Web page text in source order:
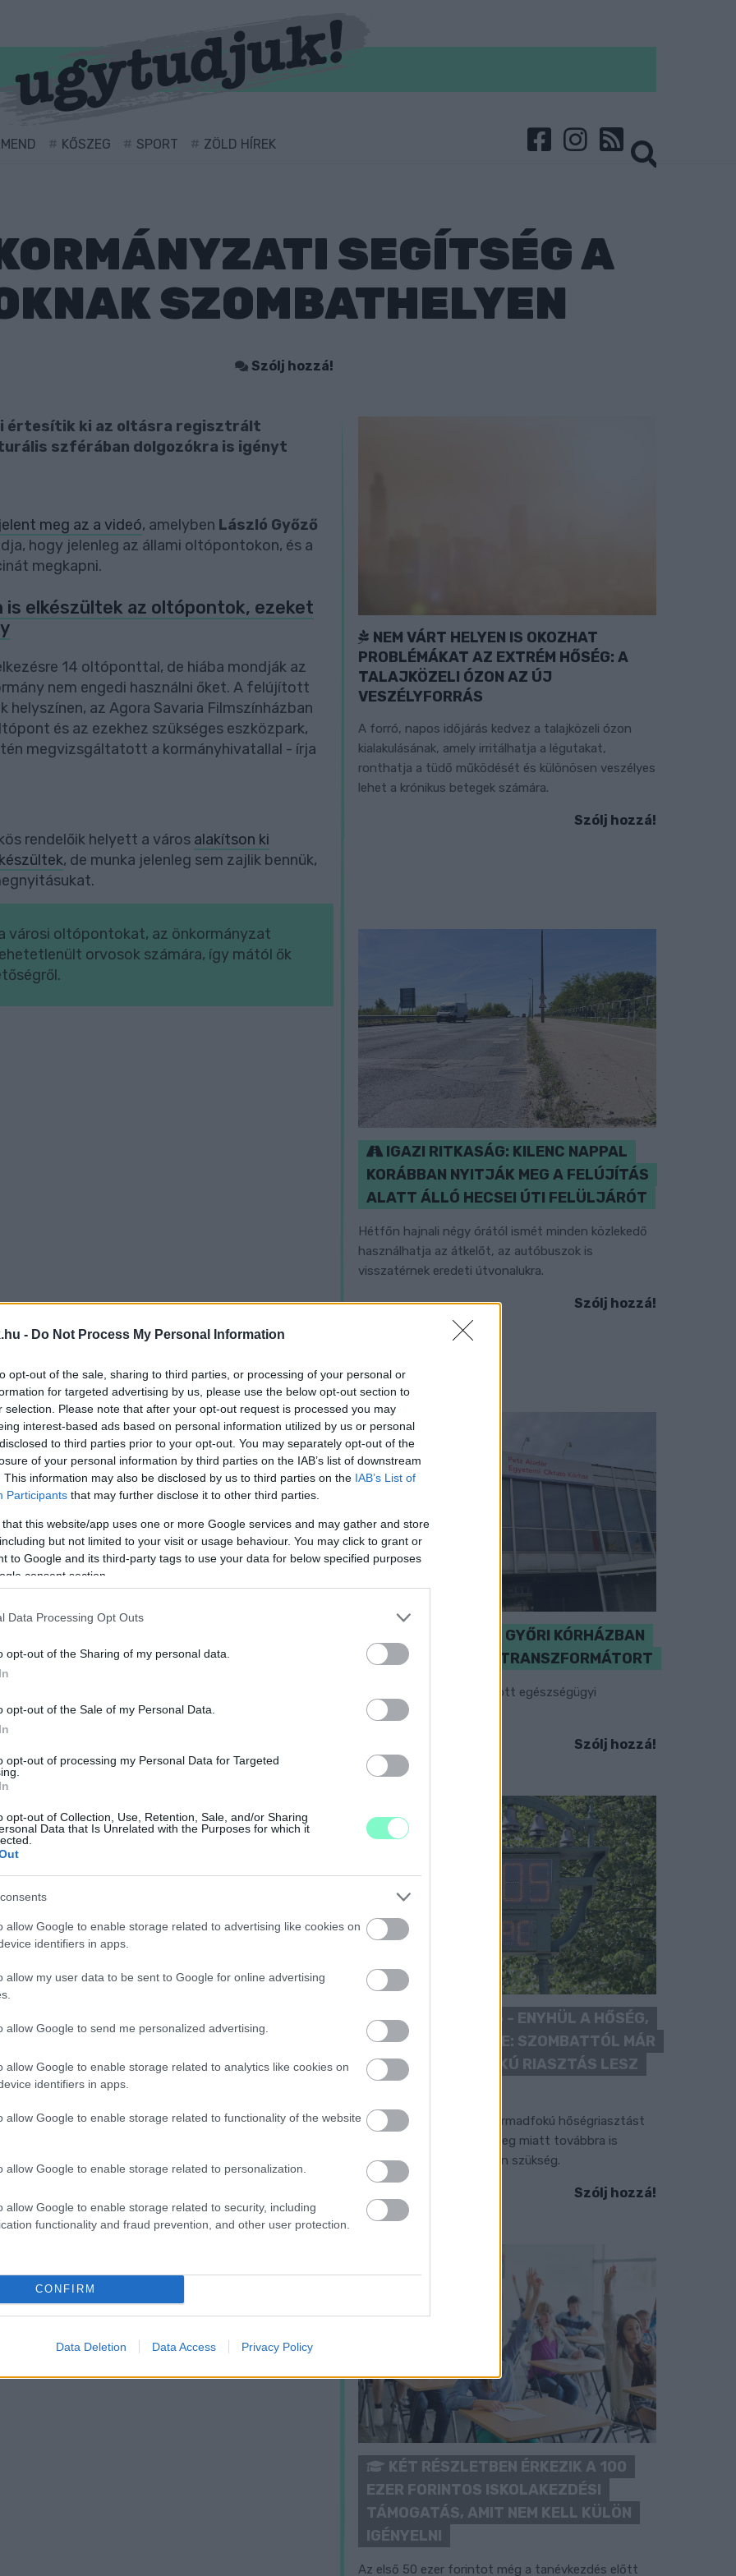
- Do Not Process My Personal Information
opt-out of the sale, sharing to third parties, or processing of your personal or
for targeted advertising by us, please use the below opt-out section to
selection. Please note that after your opt-out request is processed you may
interest-based ads based on personal information utilized by us or personal
to third parties prior to your opt-out. You may separately opt-out of the
of your personal information by third parties on the IAB’s list of downstream
This information may also be disclosed by us to third parties on the IAB’s List of
Participants that may further disclose it to other third parties.
that this website/app uses one or more Google services and may gather and store
but not limited to your visit or usage behaviour. You may click to grant or
to Google and its third-party tags to use your data for below specified purposes
consent section.
Data Processing Opt Outs
opt-out of the Sharing of my personal data.
opt-out of the Sale of my Personal Data.
opt-out of processing my Personal Data for Targeted
opt-out of Collection, Use, Retention, Sale, and/or Sharing
Data that Is Unrelated with the Purposes for which it
allow Google to enable storage related to advertising like cookies on
identifiers in apps.
allow my user data to be sent to Google for online advertising
allow Google to send me personalized advertising.
allow Google to enable storage related to analytics like cookies on
identifiers in apps.
allow Google to enable storage related to functionality of the website
allow Google to enable storage related to personalization.
allow Google to enable storage related to security, including
functionality and fraud prevention, and other user protection.
CONFIRM
Data Deletion Data Access Privacy Policy
KŐSZEG SPORT ZÖLD HÍREK
SEGÍTSÉG A
SZOMBATHELYEN
Szólj hozzá!
értesítik ki az oltásra regisztrált
szférában dolgozókra is igényt
jelent meg az a videó, amelyben László Győző
hogy jelenleg az állami oltópontokon, és a
megkapni.
is elkészültek az oltópontok, ezeket
14 oltóponttal, de hiába mondják az
nem engedi használni őket. A felújított
az Agora Savaria Filmszínházban
és az ezekhez szükséges eszközpark,
megvizsgáltatott a kormányhivatallal - írja
rendelőik helyett a város alakítson ki
, de munka jelenleg sem zajlik bennük,
városi oltópontokat, az önkormányzat
orvosok számára, így mától ők
közül erre a[z adminisztrációs]
elvégezni
a kapcsolatot a Kormányhivatallal. Ma többek
önkormányzatot.
felkérése, hogy mérjük fel, kik azok a
munkát tudnak végezni a kórházak
NEM VÁRT HELYEN IS OKOZHAT
PROBLÉMÁKAT AZ EXTRÉM HŐSÉG: A
TALAJKÖZELI ÓZON AZ ÚJ
VESZÉLYFORRÁS
A forró, napos időjárás kedvez a talajközeli ózon
kialakulásának, amely irritálhatja a légutakat,
ronthatja a tüdő működését és különösen veszélyes
lehet a krónikus betegek számára.
Szólj hozzá!
IGAZI RITKASÁG: KILENC NAPPAL
KORÁBBAN NYITJÁK MEG A FELÚJÍTÁS
ALATT ÁLLÓ HECSEI ÚTI FELÜLJÁRÓT
Hétfőn hajnali négy órától ismét minden közlekedő
használhatja az átkelőt, az autóbuszok is
visszatérnek eredeti útvonalukra.
Szólj hozzá!
KICSERÉLTÉK A GYŐRI KÓRHÁZBAN
MEGHIBÁSODOTT TRANSZFORMÁTORT
Megkezdték az elhalasztott egészségügyi
ellátásokat.
Szólj hozzá!
KÁNIKULA 2026 - ENYHÜL A HŐSÉG,
DE MÉG NINCS VÉGE: SZOMBATTÓL MÁR
“CSAK” MÁSODFOKÚ RIASZTÁS LESZ
A július vége óta tartó harmadfokú hőségriasztást
mérséklik, de a tartós meleg miatt továbbra is
fokozott óvatosságra van szükség.
Szólj hozzá!
KÉT RÉSZLETBEN ÉRKEZIK A 100
EZER FORINTOS ISKOLAKEZDÉSI
TÁMOGATÁS, AMIT NEM KELL KÜLÖN
IGÉNYELNI
Az első 50 ezer forintot még a tanévkezdés előtt